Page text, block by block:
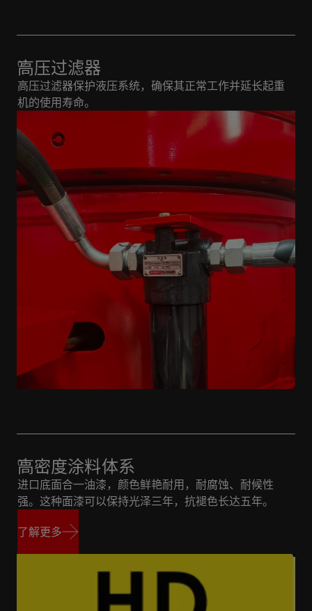
高压过滤器
高压过滤器保护液压系统，确保其正常工作并延长起重
机的使用寿命。
高密度涂料体系
进口底面合一油漆，颜色鲜艳耐用，耐腐蚀、耐候性
强。这种面漆可以保持光泽三年，抗褪色长达五年。
了解更多